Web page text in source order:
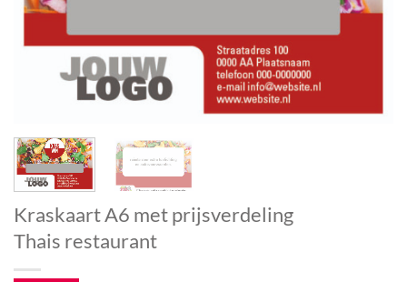
Kraskaart A6 met prijsverdeling
Thais restaurant